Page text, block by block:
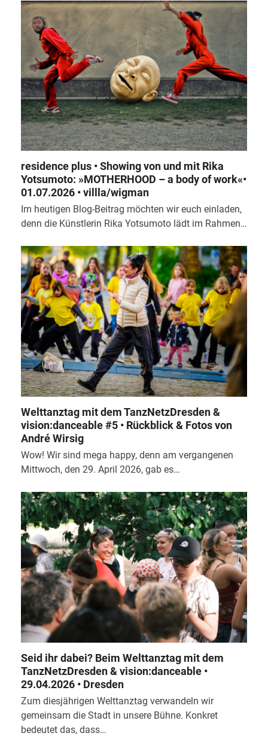
residence plus • Showing von und mit Rika
Yotsumoto: »MOTHERHOOD – a body of work«•
01.07.2026 • villla/wigman
Im heutigen Blog-Beitrag möchten wir euch einladen,
denn die Künstlerin Rika Yotsumoto lädt im Rahmen…
Welttanztag mit dem TanzNetzDresden &
vision:danceable #5 • Rückblick & Fotos von
André Wirsig
Wow! Wir sind mega happy, denn am vergangenen
Mittwoch, den 29. April 2026, gab es…
Seid ihr dabei? Beim Welttanztag mit dem
TanzNetzDresden & vision:danceable •
29.04.2026 • Dresden
Zum diesjährigen Welttanztag verwandeln wir
gemeinsam die Stadt in unsere Bühne. Konkret
bedeutet das, dass…